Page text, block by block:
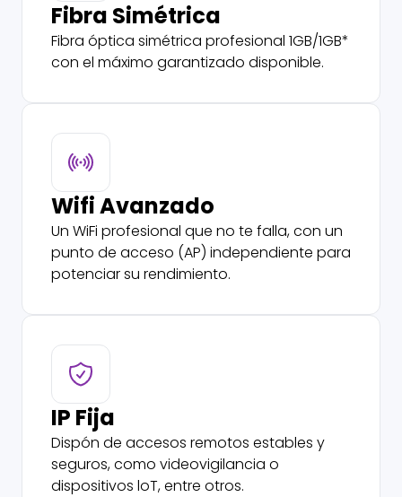
Fibra Simétrica
Fibra óptica simétrica profesional 1GB/1GB*
con el máximo garantizado disponible.
Wifi Avanzado
Un WiFi profesional que no te falla, con un
punto de acceso (AP) independiente para
potenciar su rendimiento.
IP Fija
Dispón de accesos remotos estables y
seguros, como videovigilancia o
dispositivos loT, entre otros.